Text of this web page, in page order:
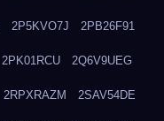
2P5KVO7J 2PB26F91
2PK01RCU 2Q6V9UEG
2RPXRAZM 2SAV54DE